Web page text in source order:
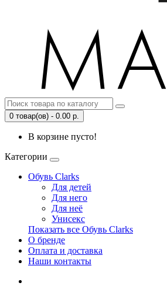
0 товар(ов) - 0.00 р.
В корзине пусто!
Категории
Обувь Clarks
Для детей
Для него
Для неё
Унисекс
Показать все Обувь Clarks
О бренде
Оплата и доставка
Наши контакты